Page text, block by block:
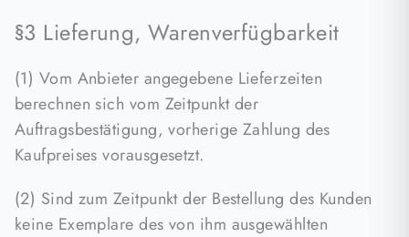
§3 Lieferung, Warenverfügbarkeit
(1) Vom Anbieter angegebene Lieferzeiten
berechnen sich vom Zeitpunkt der
Auftragsbestätigung, vorherige Zahlung des
Kaufpreises vorausgesetzt.
(2) Sind zum Zeitpunkt der Bestellung des Kunden
keine Exemplare des von ihm ausgewählten